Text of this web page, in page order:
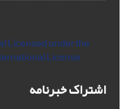
Licensedunder the
License
اشتراک خبرنامه